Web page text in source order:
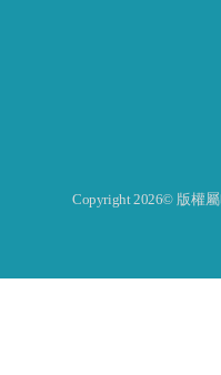
Copyright 2026© 版權